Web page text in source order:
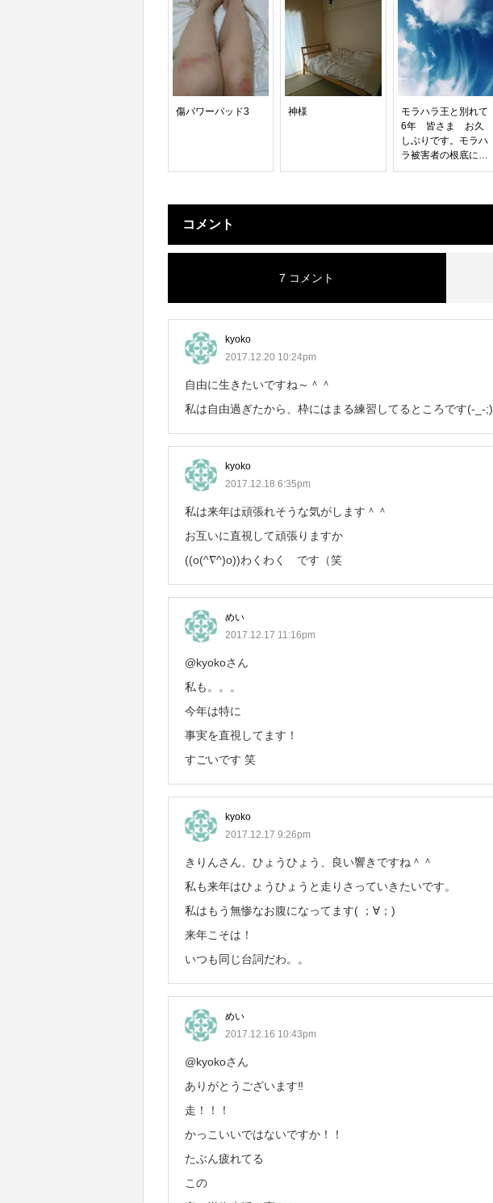
傷パワーパッド3 神様
モラハラ王と別れて
6年 皆さま お久
しぶりです。モラハ
ラ被害者の根底にあ
るもの
コメント
7 コメント
kyoko
2017.12.20 10:24pm
自由に生きたいですね～＾＾
私は自由過ぎたから、枠にはまる練習してるところです(-_-;)
kyoko
2017.12.18 6:35pm
私は来年は頑張れそうな気がします＾＾
お互いに直視して頑張りますか
((o(^∇^)o))わくわく です（笑
めい
2017.12.17 11:16pm
@kyokoさん
私も。。。
今年は特に
事実を直視してます！
すごいです 笑
kyoko
2017.12.17 9:26pm
きりんさん、ひょうひょう、良い響きですね＾＾
私も来年はひょうひょうと走りさっていきたいです。
私はもう無惨なお腹になってます( ；∀；)
来年こそは！
いつも同じ台詞だわ。。
めい
2017.12.16 10:43pm
@kyokoさん
ありがとうございます‼️
走！！！
かっこいいではないですか！！
たぶん疲れてる
この